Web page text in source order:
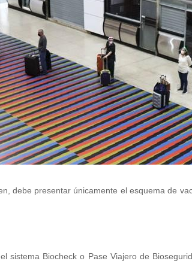
debe presentar únicamente el esquema de
sistema Biocheck o Pase Viajero de